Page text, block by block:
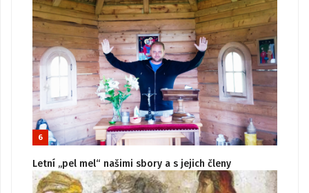
6
Letní „pel mel“ našimi sbory a s jejich členy